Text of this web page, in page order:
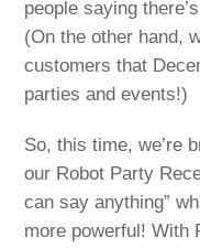
people saying
(On the other hand,
customers that
parties and events!)
So, this time, we’re
our Robot Party
can say anything”
more powerful! With